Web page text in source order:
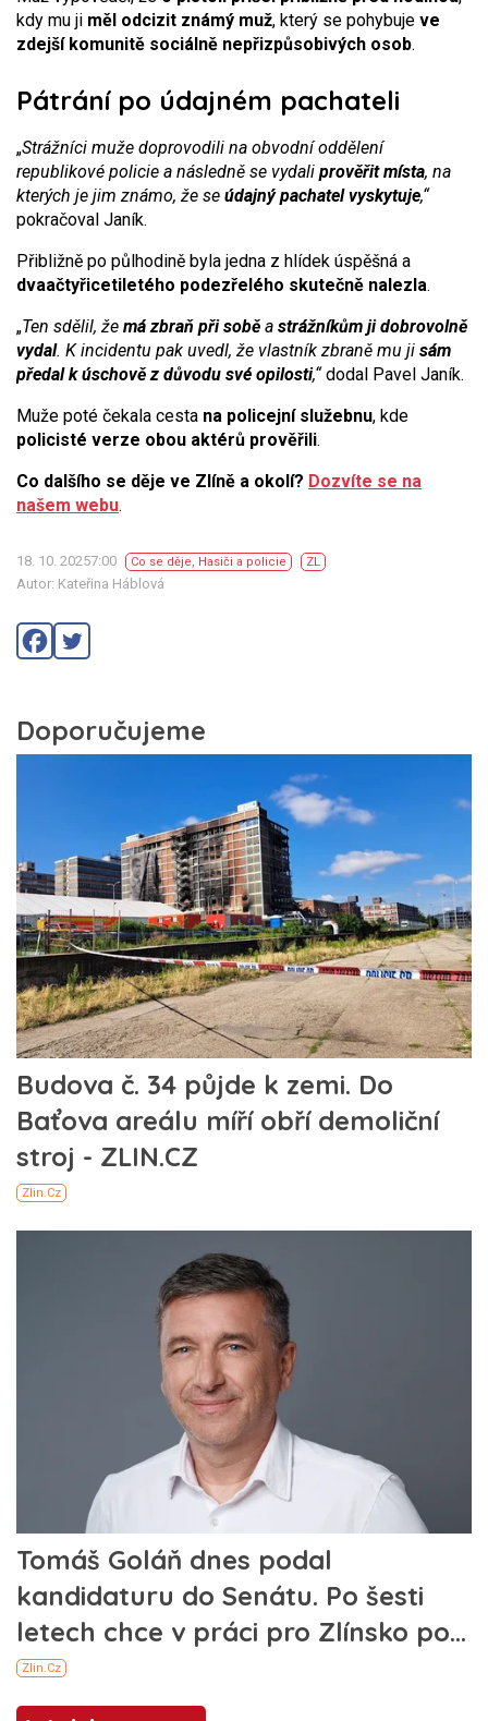
kdy mu ji měl odcizit známý muž, který se pohybuje ve
zdejší komunitě sociálně nepřizpůsobivých osob.
Pátrání po údajném pachateli
„Strážníci muže doprovodili na obvodní oddělení
republikové policie a následně se vydali prověřit místa, na
kterých je jim známo, že se údajný pachatel vyskytuje,“
pokračoval Janík.
Přibližně po půlhodině byla jedna z hlídek úspěšná a
dvaačtyřicetiletého podezřelého skutečně nalezla.
„Ten sdělil, že má zbraň při sobě a strážníkům ji dobrovolně
vydal. K incidentu pak uvedl, že vlastník zbraně mu ji sám
předal k úschově z důvodu své opilosti,“dodal Pavel Janík.
Muže poté čekala cesta na policejní služebnu, kde
policisté verze obou aktérů prověřili.
Co dalšího se děje ve Zlíně a okolí? Dozvíte se na
našem webu.
18. 10. 20257:00 Co se děje, Hasiči a policie ZL
Autor: Kateřina Háblová